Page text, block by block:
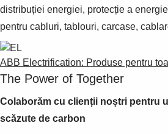
distribuției energiei, protecție a
pentru cabluri, tablouri, carcase,
ABB Electrification: Produse pentru
The Power of Together
Colaborăm cu clienții noștri pentru
scăzute de carbon